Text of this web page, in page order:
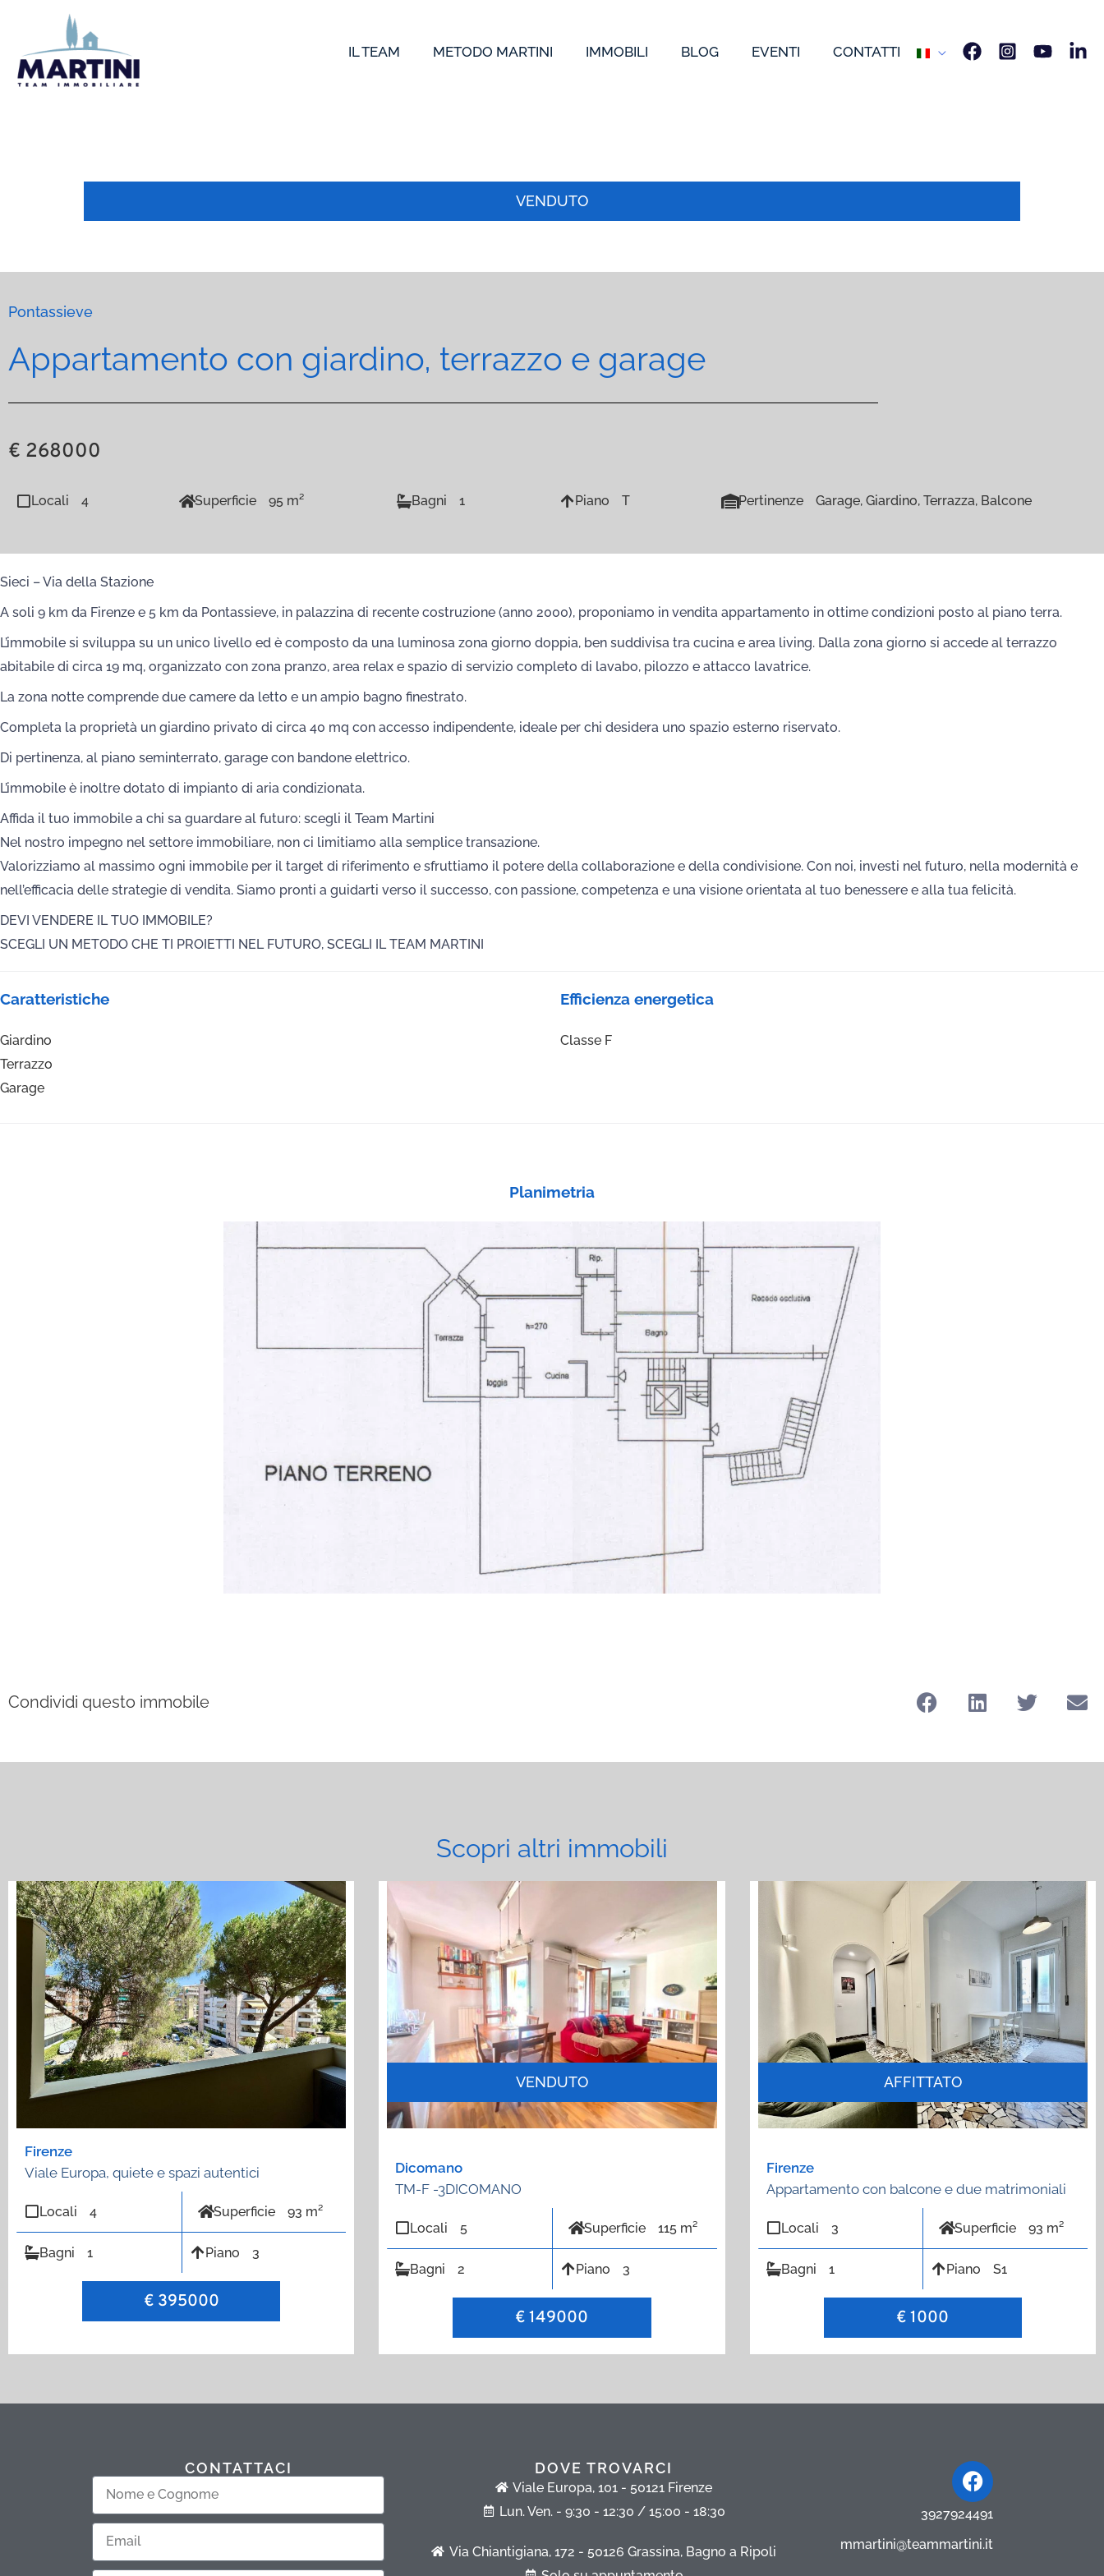
contenuto
IL TEAM METODO MARTINI IMMOBILI BLOG EVENTI CONTATTI
VENDUTO
Pontassieve
Appartamento con giardino, terrazzo e garage
€ 268000
Locali 4 Superficie 95 m² Bagni 1 Piano T Pertinenze Garage, Giardino, Terrazza, Balcone
Sieci – Via della Stazione
A soli 9 km da Firenze e 5 km da Pontassieve, in palazzina di recente costruzione (anno 2000), proponiamo in vendita appartamento in ottime condizioni posto al piano terra.
L’immobile si sviluppa su un unico livello ed è composto da una luminosa zona giorno doppia, ben suddivisa tra cucina e area living. Dalla zona giorno si accede al terrazzo
abitabile di circa 19 mq, organizzato con zona pranzo, area relax e spazio di servizio completo di lavabo, pilozzo e attacco lavatrice.
La zona notte comprende due camere da letto e un ampio bagno finestrato.
Completa la proprietà un giardino privato di circa 40 mq con accesso indipendente, ideale per chi desidera uno spazio esterno riservato.
Di pertinenza, al piano seminterrato, garage con bandone elettrico.
L’immobile è inoltre dotato di impianto di aria condizionata.
Affida il tuo immobile a chi sa guardare al futuro: scegli il Team Martini
Nel nostro impegno nel settore immobiliare, non ci limitiamo alla semplice transazione.
Valorizziamo al massimo ogni immobile per il target di riferimento e sfruttiamo il potere della collaborazione e della condivisione. Con noi, investi nel futuro, nella modernità e
nell’efficacia delle strategie di vendita. Siamo pronti a guidarti verso il successo, con passione, competenza e una visione orientata al tuo benessere e alla tua felicità.
DEVI VENDERE IL TUO IMMOBILE?
SCEGLI UN METODO CHE TI PROIETTI NEL FUTURO, SCEGLI IL TEAM MARTINI
Caratteristiche
Giardino
Terrazzo
Garage
Efficienza energetica
Classe F
Planimetria
Condividi questo immobile
Scopri altri immobili
Firenze
Viale Europa, quiete e spazi autentici
Locali 4 Superficie 93 m²
Bagni 1 Piano 3
€ 395000
VENDUTO
Dicomano
TM-F -3DICOMANO
Locali 5 Superficie 115 m²
Bagni 2 Piano 3
€ 149000
AFFITTATO
Firenze
Appartamento con balcone e due matrimoniali
Locali 3 Superficie 93 m²
Bagni 1 Piano S1
€ 1000
CONTATTACI
Nome
e
Cognome
Email
DOVE TROVARCI
Viale Europa, 101 - 50121 Firenze
Lun. Ven. - 9:30 - 12:30 / 15:00 - 18:30
Via Chiantigiana, 172 - 50126 Grassina, Bagno a Ripoli
Facebook
3927924491
mmartini@teammartini.it